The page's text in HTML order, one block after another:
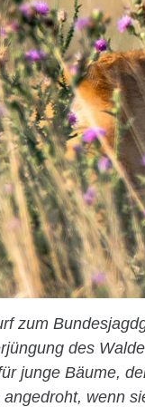
zum
des
junge Bäume,
wenn